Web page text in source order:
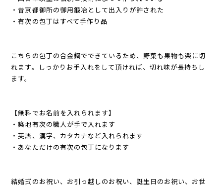
・昔京都御所の御用鍛冶として出入りが許された
・有次の包丁はすべて手作り品
こちらの包丁の合金鋼でできているため、野菜も果物も楽に切
れます。しっかりお手入れをして頂ければ、切れ味が長持ちし
ます。
【無料でお名前を入れられます】
・築地有次の職人が手で入れます
・英語、漢字、カタカナなど入れられます
・あなただけの有次の包丁になります
結婚式のお祝い、お引っ越しのお祝い、誕生日のお祝い、お世